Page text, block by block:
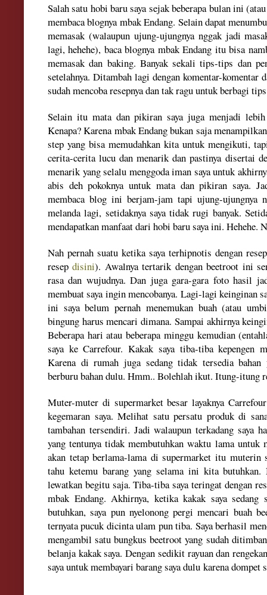
Salah satu hobi baru saya sejak beberapa bulan ini
membaca blognya mbak Endang. Selain dapat
memasak (walaupun ujung-ujungnya nggak jadi
lagi, hehehe), baca blognya mbak Endang itu bisa
memasak dan baking. Banyak sekali tips-tips dan
setelahnya. Ditambah lagi dengan komentar-komentar
sudah mencoba resepnya dan tak ragu untuk berbagi
Selain itu mata dan pikiran saya juga menjadi
Kenapa? Karena mbak Endang bukan saja
step yang bisa memudahkan kita untuk mengikuti,
cerita-cerita lucu dan menarik dan pastinya disertai
menarik yang selalu menggoda iman saya untuk
abis deh pokoknya untuk mata dan pikiran saya.
membaca blog ini berjam-jam tapi ujung-ujungnya
melanda lagi, setidaknya saya tidak rugi banyak.
mendapatkan manfaat dari hobi baru saya ini. Hehehe.
Nah pernah suatu ketika saya terhipnotis dengan
resepdisini). Awalnya tertarik dengan beetroot ini
rasa dan wujudnya. Dan juga gara-gara foto hasil
membuat saya ingin mencobanya. Lagi-lagi keinginan
ini saya belum pernah menemukan buah (atau
bingung harus mencari dimana. Sampai akhirnya
Beberapa hari atau beberapa minggu kemudian
saya ke Carrefour. Kakak saya tiba-tiba kepengen
Karena di rumah juga sedang tidak tersedia
berburu bahan dulu. Hmm.. Bolehlah ikut. Itung-itung
Muter-muter di supermarket besar layaknya
kegemaran saya. Melihat satu persatu produk di
tambahan tersendiri. Jadi walaupun terkadang saya
yang tentunya tidak membutuhkan waktu lama untuk
akan tetap berlama-lama di supermarket itu muterin
tahu ketemu barang yang selama ini kita
lewatkan begitu saja. Tiba-tiba saya teringat dengan
mbak Endang. Akhirnya, ketika kakak saya
butuhkan, saya pun nyelonong pergi mencari buah
ternyata pucuk dicinta ulam pun tiba. Saya berhasil
mengambil satu bungkus beetroot yang sudah
belanja kakak saya. Dengan sedikit rayuan dan
saya untuk membayari barang saya dulu karena